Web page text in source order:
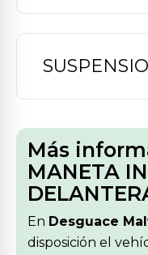
Más
MANETA
En Desguace
disposición el